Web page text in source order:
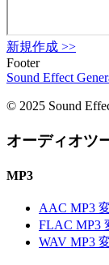
新規作成 >>
Footer
Sound Effect
© 2025 Sound
オーディオツ
MP3
AAC MP3
FLAC MP3
WAV MP3